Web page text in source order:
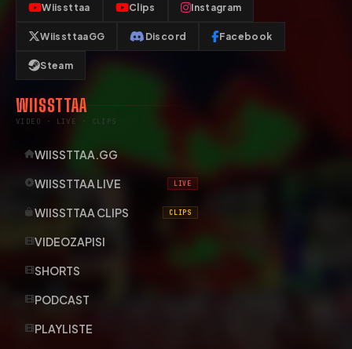
Wiissttaa Clips Instagram
WiissttaaGG Discord Facebook
Steam
WIISSTTAA
VIDEO · LIVE · CLIPS
WIISSTTAA.GG
WIISSTTAA LIVE LIVE
WIISSTTAA CLIPS CLIPS
VIDEOZAPISI
SHORTS
PODCAST
PLAYLISTE